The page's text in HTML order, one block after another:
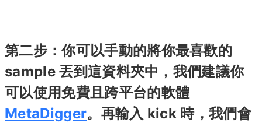
第二步：你可以手動的將你最喜歡的
sample 丟到這資料夾中，我們建議你
可以使用免費且跨平台的軟體
MetaDigger。再輸入 kick 時，我們會